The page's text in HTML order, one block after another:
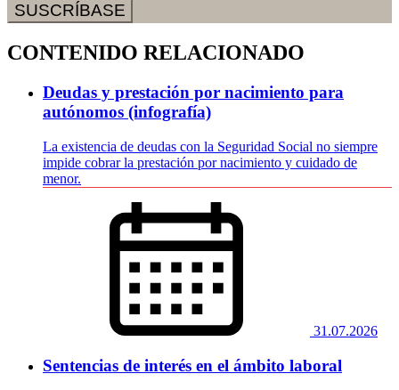
SUSCRÍBASE
CONTENIDO RELACIONADO
Deudas y prestación por nacimiento para
autónomos (infografía)
La existencia de deudas con la Seguridad Social no siempre
impide cobrar la prestación por nacimiento y cuidado de
menor.
31.07.2026
Sentencias de interés en el ámbito laboral